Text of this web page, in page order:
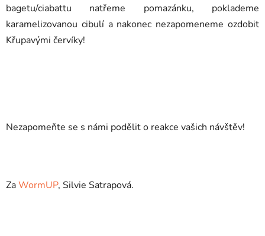
bagetu/ciabattu natřeme pomazánku, poklademe
karamelizovanou cibulí a nakonec nezapomeneme ozdobit
Křupavými červíky!
Nezapomeňte se s námi podělit o reakce vašich návštěv!
ZaWormUP, Silvie Satrapová.